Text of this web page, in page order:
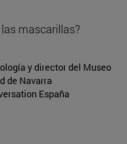
mascarillas?
y director del Museo
de Navarra
España